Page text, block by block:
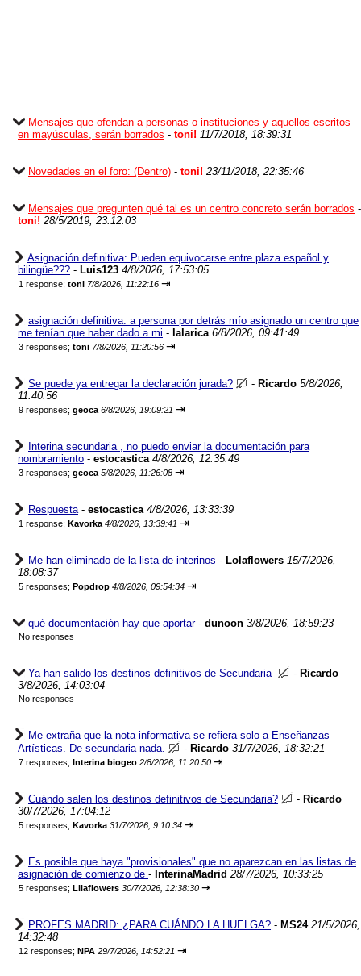
Mensajes que ofendan a personas o instituciones y aquellos escritos
en mayúsculas, serán borrados - toni! 11/7/2018, 18:39:31
Novedades en el foro: (Dentro) - toni! 23/11/2018, 22:35:46
Mensajes que pregunten qué tal es un centro concreto serán borrados -
toni! 28/5/2019, 23:12:03
Asignación definitiva: Pueden equivocarse entre plaza español y
bilingüe??? - Luis123 4/8/2026, 17:53:05
1 response; toni 7/8/2026, 11:22:16 ⇥
asignación definitiva: a persona por detrás mío asignado un centro que
me tenían que haber dado a mi - lalarica 6/8/2026, 09:41:49
3 responses; toni 7/8/2026, 11:20:56 ⇥
Se puede ya entregar la declaración jurada? - Ricardo 5/8/2026,
11:40:56
9 responses; geoca 6/8/2026, 19:09:21 ⇥
Interina secundaria , no puedo enviar la documentación para
nombramiento - estocastica 4/8/2026, 12:35:49
3 responses; geoca 5/8/2026, 11:26:08 ⇥
Respuesta- estocastica 4/8/2026, 13:33:39
1 response; Kavorka 4/8/2026, 13:39:41 ⇥
Me han eliminado de la lista de interinos - Lolaflowers 15/7/2026,
18:08:37
5 responses; Popdrop 4/8/2026, 09:54:34 ⇥
qué documentación hay que aportar- dunoon 3/8/2026, 18:59:23
No responses
Ya han salido los destinos definitivos de Secundaria - Ricardo
3/8/2026, 14:03:04
No responses
Me extraña que la nota informativa se refiera solo a Enseñanzas
Artísticas. De secundaria nada.
- Ricardo 31/7/2026, 18:32:21
7 responses; Interina biogeo 2/8/2026, 11:20:50 ⇥
Cuándo salen los destinos definitivos de Secundaria? - Ricardo
30/7/2026, 17:04:12
5 responses; Kavorka 31/7/2026, 9:10:34 ⇥
Es posible que haya "provisionales" que no aparezcan en las listas de
asignación de comienzo de - InterinaMadrid 28/7/2026, 10:33:25
5 responses; Lilaflowers 30/7/2026, 12:38:30 ⇥
PROFES MADRID: ¿PARA CUÁNDO LA HUELGA? - MS24 21/5/2026,
14:32:48
12 responses; NPA 29/7/2026, 14:52:21 ⇥